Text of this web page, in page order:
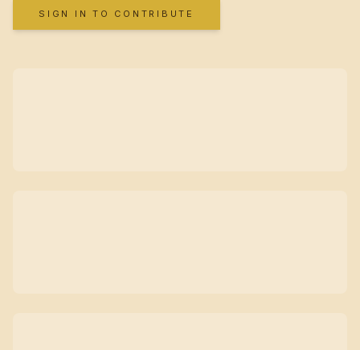
SIGN IN TO CONTRIBUTE